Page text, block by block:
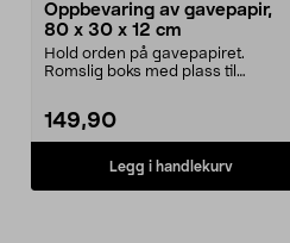
Oppbevaring av gavepapir,
80 x 30 x 12 cm
Hold orden på gavepapiret.
Romslig boks med plass til
149,90
Legg i handlekurv